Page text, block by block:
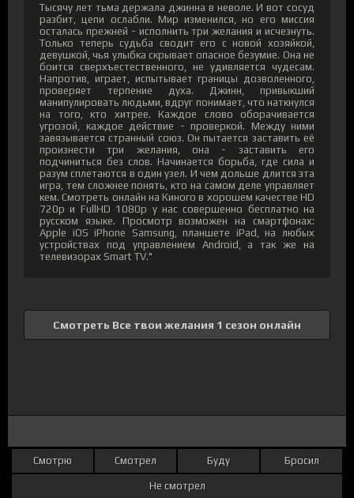
Тысячу лет тьма держала джинна в неволе. И вот сосуд
разбит, цепи ослабли. Мир изменился, но его миссия
осталась прежней - исполнить три желания и исчезнуть.
Только теперь судьба сводит его с новой хозяйкой,
девушкой, чья улыбка скрывает опасное безумие. Она не
боится сверхъестественного, не удивляется чудесам.
Напротив, играет, испытывает границы дозволенного,
проверяет терпение духа. Джинн, привыкший
манипулировать людьми, вдруг понимает, что наткнулся
на того, кто хитрее. Каждое слово оборачивается
угрозой, каждое действие - проверкой. Между ними
завязывается странный союз. Он пытается заставить её
произнести три желания, она - заставить его
подчиниться без слов. Начинается борьба, где сила и
разум сплетаются в один узел. И чем дольше длится эта
игра, тем сложнее понять, кто на самом деле управляет
кем. Смотреть онлайн на Киного в хорошем качестве HD
720p и FullHD 1080p у нас совершенно бесплатно на
русском языке. Просмотр возможен на смартфонах:
Apple iOS iPhone Samsung, планшете iPad, на любых
устройствах под управлением Android, а так же на
телевизорах Smart TV."
Смотреть Все твои желания 1 сезон онлайн
Смотрю Смотрел Буду Бросил
Не смотрел